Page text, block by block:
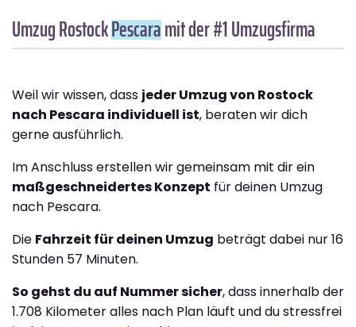
Umzug RostockPescaramit der #1 Umzugsfirma
Weil wir wissen, dass jeder Umzug von Rostock
nach Pescara individuell ist, beraten wir dich
gerne ausführlich.
Im Anschluss erstellen wir gemeinsam mit dir ein
maßgeschneidertes Konzept für deinen Umzug
nach Pescara.
Die Fahrzeit für deinen Umzug beträgt dabei nur 16
Stunden 57 Minuten.
So gehst du auf Nummer sicher, dass innerhalb der
1.708 Kilometer alles nach Plan läuft und du stressfrei